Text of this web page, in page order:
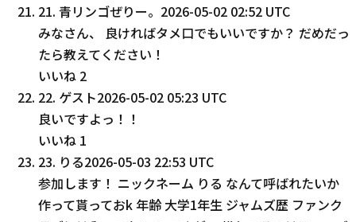
21. 青リンゴぜりー。 2026-05-02 02:52 UTC
みなさん、 良ければタメ口でもいいですか？ だめだっ
たら教えてください！
いいね 2
22. ゲスト2026-05-02 05:23 UTC
良いですよっ！！
いいね 1
23. りる2026-05-03 22:53 UTC
参加します！ ニックネーム りる なんて呼ばれたいか
作って貰っておk 年齢 大学1年生 ジャムズ歴 ファンク